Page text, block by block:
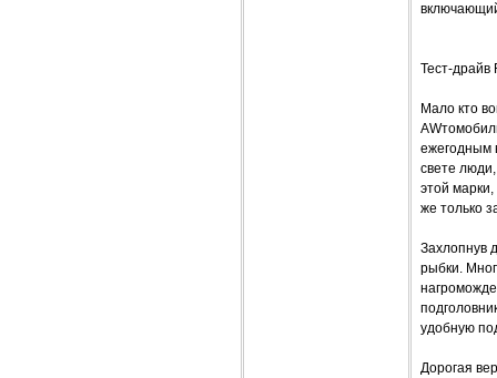
Тест-драйв
Мало кто
ежегодным
свете
этой
же только
Захлопнув
рыбки.
удобную
Дорогая